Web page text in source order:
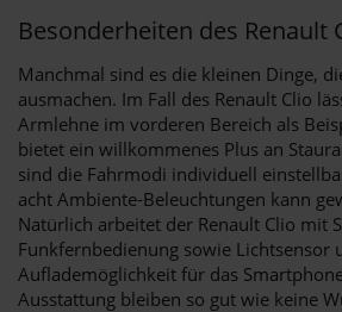
Besonderheiten des Renault
Manchmal sind es die kleinen Dinge,
ausmachen. Im Fall des Renault Clio
Armlehne im vorderen Bereich als
bietet ein willkommenes Plus an
sind die Fahrmodi individuell
acht Ambiente-Beleuchtungen kann
Natürlich arbeitet der Renault Clio mit
Funkfernbedienung sowie Lichtsensor
Auflademöglichkeit für das
Ausstattung bleiben so gut wie keine